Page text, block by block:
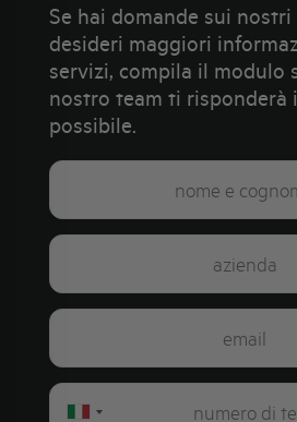
Se hai domande sui
desideri maggiori
servizi, compila il modulo
nostro team ti risponderà
possibile.
Italy